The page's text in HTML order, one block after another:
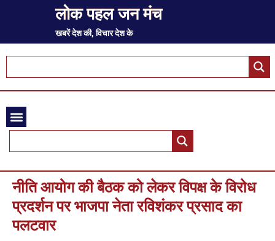
लोक पहल जन मंच
खबरें देश की, विचार देश के
नीति आयोग की बैठक को लेकर विपक्ष के विरोध
प्रदर्शन पर भाजपा नेता रविशंकर प्रसाद का
पलटवार